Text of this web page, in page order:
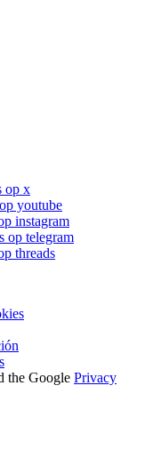
op x
youtube
instagram
op telegram
threads
the Google Privacy